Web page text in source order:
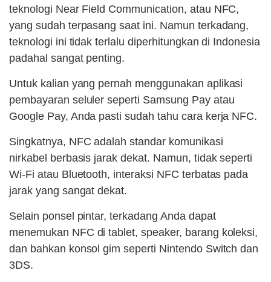
teknologi Near Field Communication, atau NFC,
yang sudah terpasang saat ini. Namun terkadang,
teknologi ini tidak terlalu diperhitungkan di Indonesia
padahal sangat penting.
Untuk kalian yang pernah menggunakan aplikasi
pembayaran seluler seperti Samsung Pay atau
Google Pay, Anda pasti sudah tahu cara kerja NFC.
Singkatnya, NFC adalah standar komunikasi
nirkabel berbasis jarak dekat. Namun, tidak seperti
Wi-Fi atau Bluetooth, interaksi NFC terbatas pada
jarak yang sangat dekat.
Selain ponsel pintar, terkadang Anda dapat
menemukan NFC di tablet, speaker, barang koleksi,
dan bahkan konsol gim seperti Nintendo Switch dan
3DS.